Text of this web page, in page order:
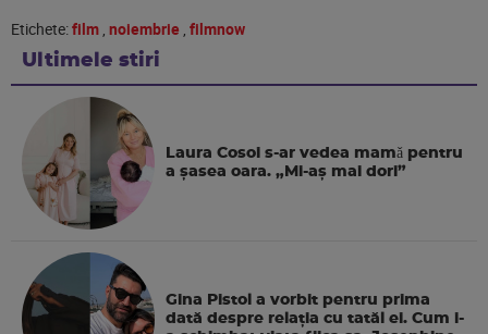
Etichete:film noiembrie filmnow
Ultimele stiri
Laura Cosoi s-ar vedea mamǎ pentru
a şasea oara. „Mi-aș mai dori”
Gina Pistol a vorbit pentru prima
dată despre relația cu tatăl ei. Cum i-